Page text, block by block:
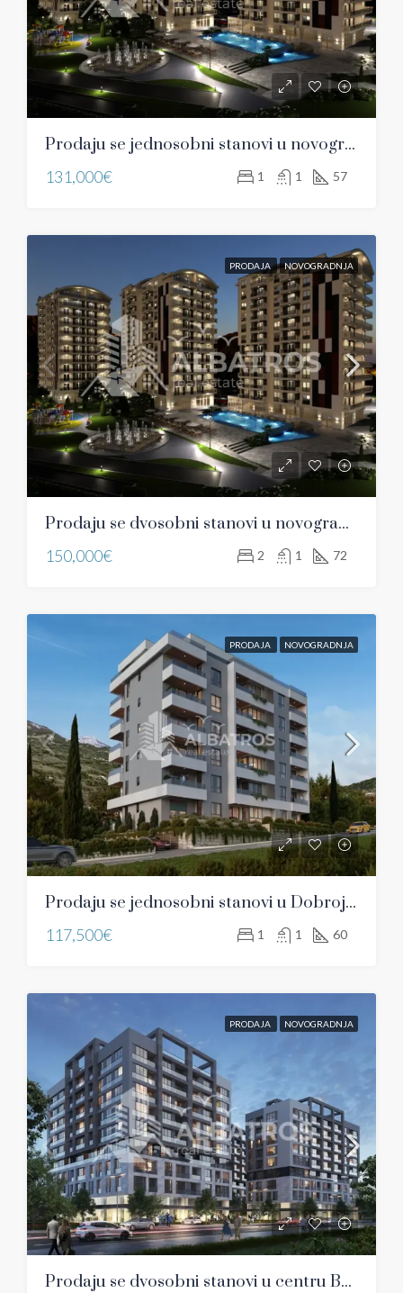
Prodaju se jednosobni stanovi u novogradnji u Bjeliši, Bar
131,000€ 1 1 57
PRODAJA NOVOGRADNJA
Prodaju se dvosobni stanovi u novogradnji u Bjelišima, Bar
150,000€ 2 1 72
PRODAJA NOVOGRADNJA
Prodaju se jednosobni stanovi u Dobroj Vodi, Bar
117,500€ 1 1 60
PRODAJA NOVOGRADNJA
Prodaju se dvosobni stanovi u centru Bara